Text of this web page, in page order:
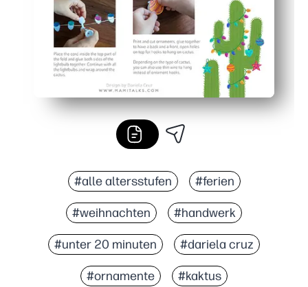
#alle altersstufen #ferien
#weihnachten #handwerk
#unter 20 minuten #dariela cruz
#ornamente #kaktus